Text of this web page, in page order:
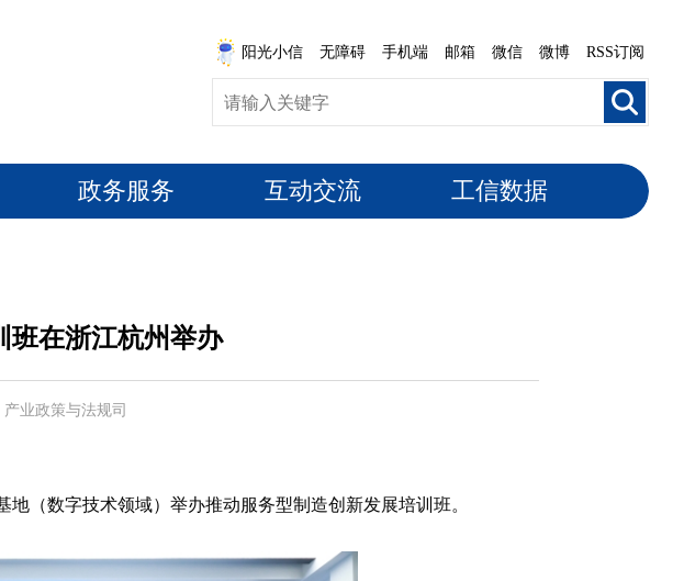
阳光小信 无障碍 手机端 邮箱 微信 微博 RSS订阅
政务服务 互动交流 工信数据
班在浙江杭州举办
产业政策与法规司
（数字技术领域）举办推动服务型制造创新发展培训班。